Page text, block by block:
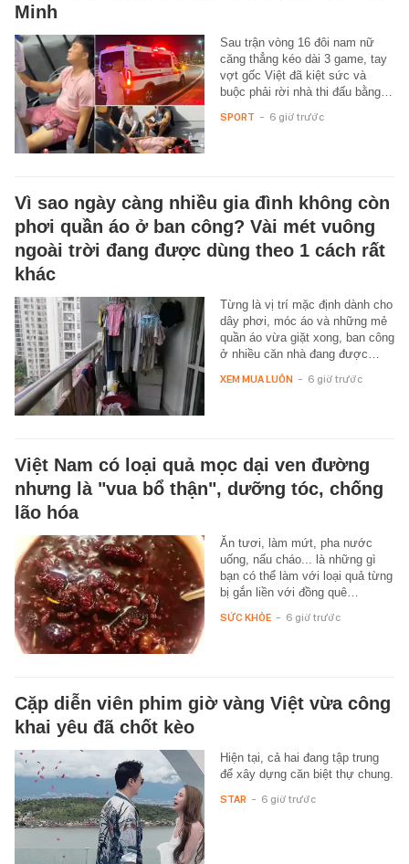
Minh
Sau trận vòng 16 đôi nam nữ
căng thẳng kéo dài 3 game, tay
vợt gốc Việt đã kiệt sức và
buộc phải rời nhà thi đấu bằng…
SPORT - 6 giờ trước
Vì sao ngày càng nhiều gia đình không còn
phơi quần áo ở ban công? Vài mét vuông
ngoài trời đang được dùng theo 1 cách rất
khác
Từng là vị trí mặc định dành cho
dây phơi, móc áo và những mẻ
quần áo vừa giặt xong, ban công
ở nhiều căn nhà đang được…
XEM MUA LUÔN - 6 giờ trước
Việt Nam có loại quả mọc dại ven đường
nhưng là "vua bổ thận", dưỡng tóc, chống
lão hóa
Ăn tươi, làm mứt, pha nước
uống, nấu cháo... là những gì
bạn có thể làm với loại quả từng
bị gắn liền với đồng quê…
SỨC KHỎE - 6 giờ trước
Cặp diễn viên phim giờ vàng Việt vừa công
khai yêu đã chốt kèo
Hiện tại, cả hai đang tập trung
để xây dựng căn biệt thự chung.
STAR - 6 giờ trước